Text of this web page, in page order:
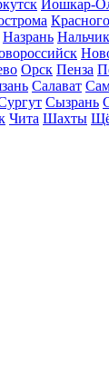
Йошкар-
Назрань Нальчик
Орск Пенза
Салават
Сызрань
Чита Шахты